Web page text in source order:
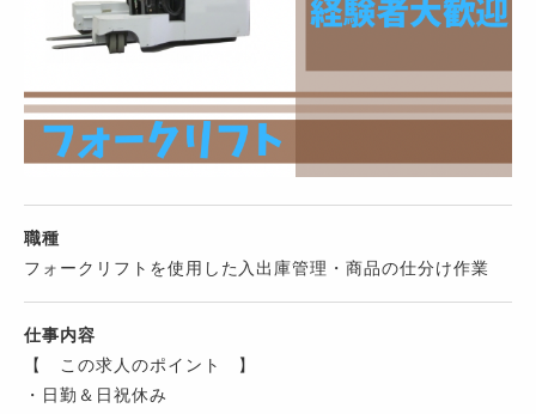
職種
フォークリフトを使用した入出庫管理・商品の仕分け作業
仕事内容
【 この求人のポイント 】
・日勤＆日祝休み